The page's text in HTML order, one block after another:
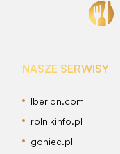
NASZE SERWISY
Iberion.com
rolnikinfo.pl
goniec.pl